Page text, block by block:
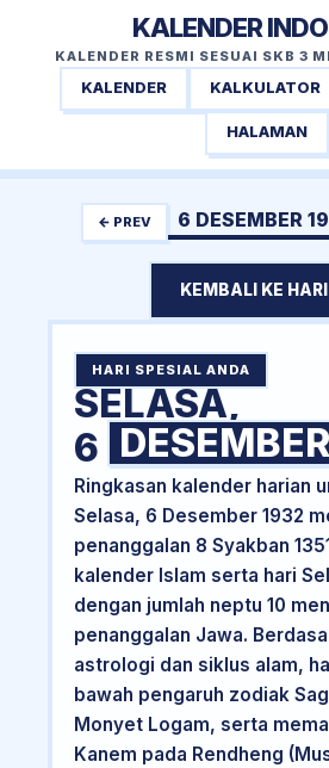
KALENDER
KALENDER RESMI SESUAI SKB 3
KALENDER KALKULATOR
HALAMAN
← PREV 6 DESEMBER
KEMBALI KE HARI
HARI SPESIAL ANDA
SELASA,
6 DESEMBER
Ringkasan kalender harian
Selasa, 6 Desember 1932
penanggalan 8 Syakban
kalender Islam serta hari
dengan jumlah neptu 10
penanggalan Jawa.
astrologi dan siklus alam,
bawah pengaruh zodiak
Monyet Logam, serta
Kanem pada Rendheng